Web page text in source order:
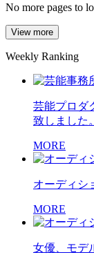
No more pages to
View more
Weekly Ranking
芸能プロダ
致しました。
MORE
オーディシ
MORE
女優、モデ